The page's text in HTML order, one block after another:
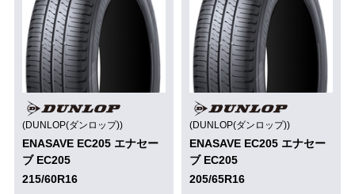
(DUNLOP(ダンロップ))
ENASAVE EC205 エナセー
ブ EC205
215/60R16
(DUNLOP(ダンロップ))
ENASAVE EC205 エナセー
ブ EC205
205/65R16